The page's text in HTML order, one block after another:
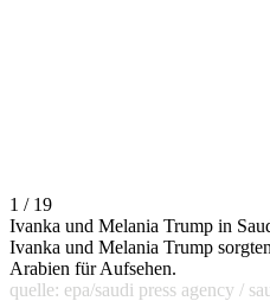
1 / 19
Ivanka und Melania Trump in
Ivanka und Melania Trump
Arabien für Aufsehen.
quelle: epa/saudi press agency /